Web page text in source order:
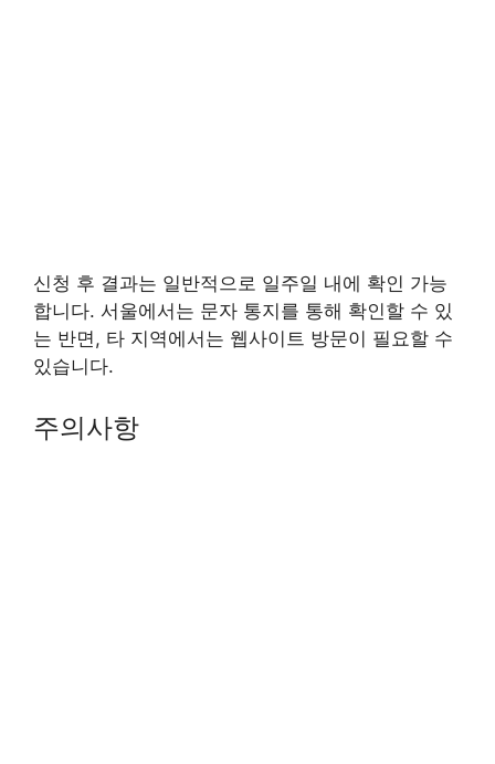
신청 후 결과는 일반적으로 일주일 내에 확인 가능
합니다. 서울에서는 문자 통지를 통해 확인할 수 있
는 반면, 타 지역에서는 웹사이트 방문이 필요할 수
있습니다.
주의사항